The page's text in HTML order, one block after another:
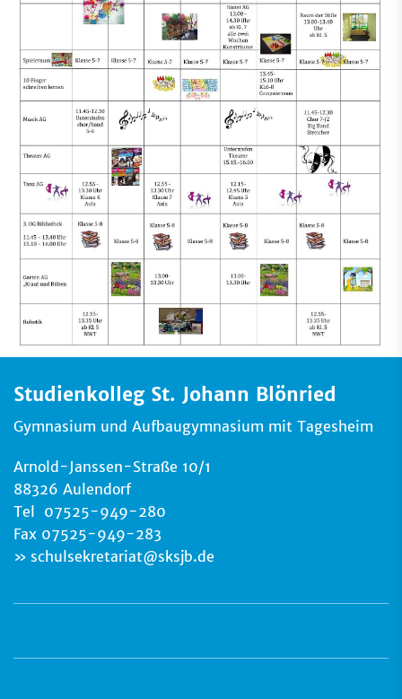
Studienkolleg St. Johann Blönried
Gymnasium und Aufbaugymnasium mit Tagesheim
Arnold-Janssen-Straße 10/1
88326 Aulendorf
Tel 07525-949-280
Fax 07525-949-283
schulsekretariat@sksjb.de